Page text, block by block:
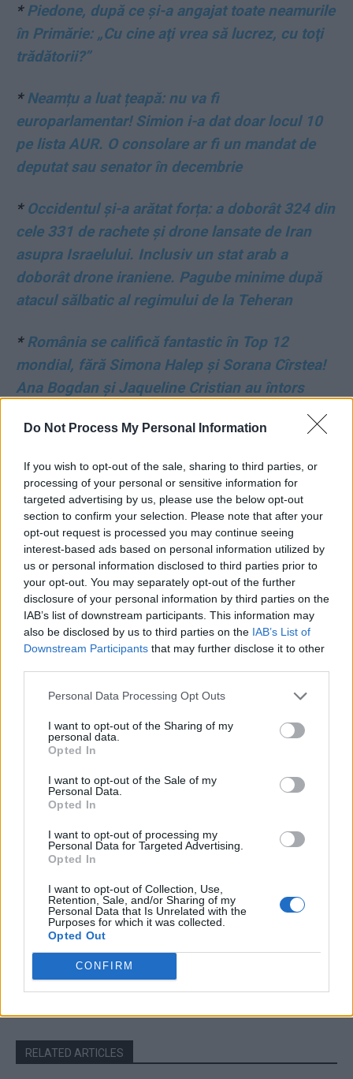
Do Not Process My Personal Information
If you wish to opt-out of the sale, sharing to third parties, or
processing of your personal or sensitive information for
targeted advertising by us, please use the below opt-out
section to confirm your selection. Please note that after your
opt-out request is processed you may continue seeing
interest-based ads based on personal information utilized by
us or personal information disclosed to third parties prior to
your opt-out. You may separately opt-out of the further
disclosure of your personal information by third parties on the
IAB’s list of downstream participants. This information may
also be disclosed by us to third parties on the IAB’s List of
Downstream Participants that may further disclose it to other
Personal Data Processing Opt Outs
I want to opt-out of the Sharing of my
personal data.
Opted In
I want to opt-out of the Sale of my
Personal Data.
Opted In
I want to opt-out of processing my
Personal Data for Targeted Advertising.
Opted In
I want to opt-out of Collection, Use,
Retention, Sale, and/or Sharing of my
Personal Data that Is Unrelated with the
Purposes for which it was collected.
Opted Out
CONFIRM
*Piedone, după ce și-a angajat toate neamurile
în Primărie: „Cu cine aţi vrea să lucrez, cu toţi
trădătorii?”
*Neamțu a luat țeapă: nu va fi
europarlamentar! Simion i-a dat doar locul 10
pe lista AUR. O consolare ar fi un mandat de
deputat sau senator în decembrie
* Occidentul și-a arătat forța: a doborât 324 din
cele 331 de rachete și drone lansate de Iran
asupra Israelului. Inclusiv un stat arab a
doborât drone iraniene. Pagube minime după
atacul sălbatic al regimului de la Teheran
*România se califică fantastic în Top 12
mondial, fără Simona Halep și Sorana Cîrstea!
Ana Bogdan și Jaqueline Cristian au întors
Ucraina de la 0-2 la 3-2. Un antrenor magistral:
Horia Tecău
- Advertisement -
TAGS clotilde armand școli Sectorul 1 spitale
Articolul precedent
Emoționantele gânduri ale
oncologic pentru copii, în ziua
când în acesta au intrat primii
pacienți și medici. O uriașă
victorie a societății civile
românești
Articolul următor
victoria Ucrainei: trupele
NATO din România pot fi
când vor fi atacate de Rusia
Redacţia
RELATED ARTICLES